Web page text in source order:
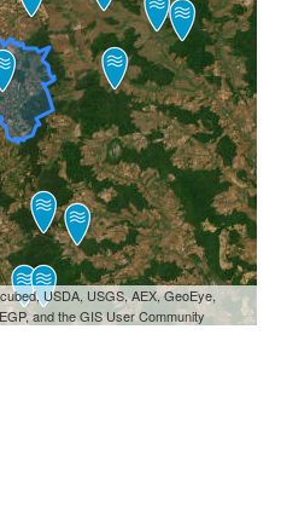
USDA, USGS, AEX, GeoEye,
and the GIS User Community